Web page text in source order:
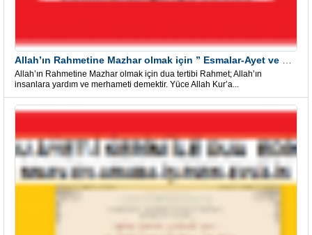
Allah’ın Rahmetine Mazhar olmak için dua tertibi Rahmet; Allah’ın
insanlara yardım ve merhameti demektir. Yüce Allah Kur’a...